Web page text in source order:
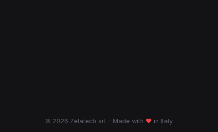
© 2026 Zelatech srl · Made with ♥ in Italy